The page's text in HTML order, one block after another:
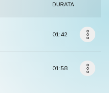
DURATA
01:42
01:58